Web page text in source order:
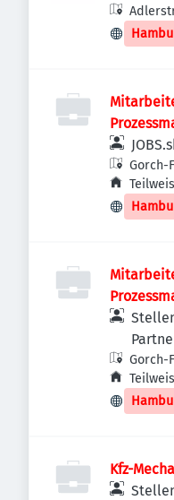
Gorch-
Gorch-
Kfz-